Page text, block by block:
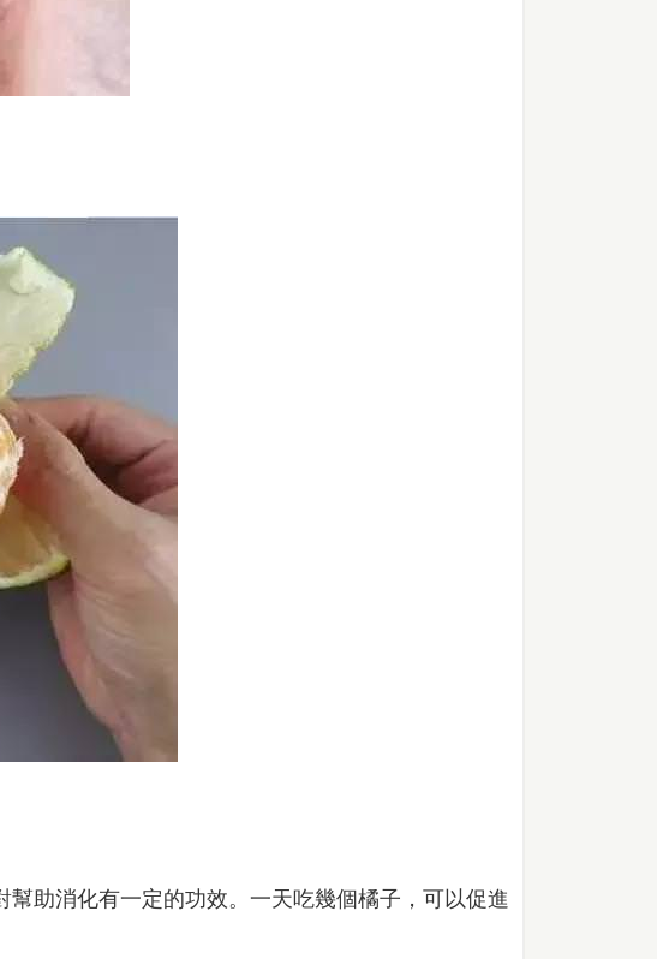
助消化有一定的功效。一天吃幾個橘子，可以促進